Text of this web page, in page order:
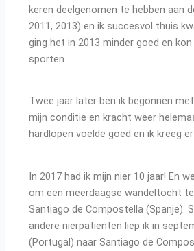
keren deelgenomen te hebben aan
2011, 2013) en ik succesvol thuis
ging het in 2013 minder goed en
sporten.
Twee jaar later ben ik begonnen
mijn conditie en kracht weer
hardlopen voelde goed en ik kreeg
In 2017 had ik mijn nier 10 jaar! En
om een meerdaagse wandeltocht
Santiago de Compostella (Spanje).
andere nierpatiënten liep ik in
(Portugal) naar Santiago de